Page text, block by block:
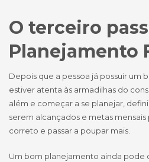
O terceiro
Planejamento
Depois que a pessoa já possuir um
estiver atenta às armadilhas do
além e começar a se planejar,
serem alcançados e metas
correto e passar a poupar mais.
Um bom planejamento ainda pode